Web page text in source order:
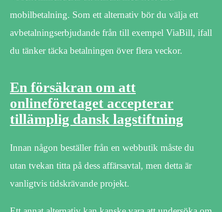
mobilbetalning. Som ett alternativ bör du välja ett
avbetalningserbjudande från till exempel ViaBill, ifall
du tänker täcka betalningen över flera veckor.
En försäkran om att
onlineföretaget accepterar
tillämplig dansk lagstiftning
Innan någon beställer från en webbutik måste du
utan tvekan titta på dess affärsavtal, men detta är
vanligtvis tidskrävande projekt.